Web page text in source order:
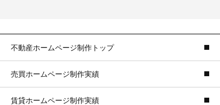
不動産ホームページ制作トップ
売買ホームページ制作実績
賃貸ホームページ制作実績